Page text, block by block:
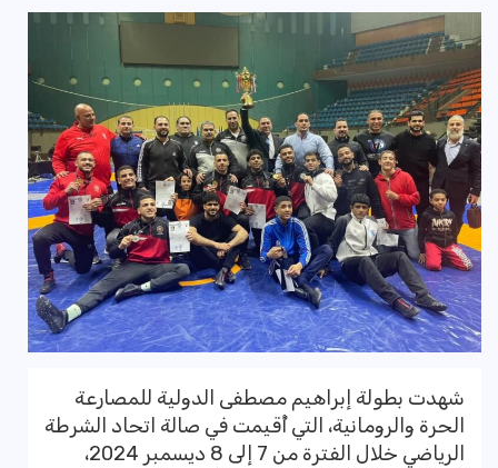
شهدت بطولة إبراهيم مصطفى الدولية للمصارعة
الحرة والرومانية، التي أُقيمت في صالة اتحاد الشرطة
الرياضي خلال الفترة من 7 إلى 8 ديسمبر 2024،